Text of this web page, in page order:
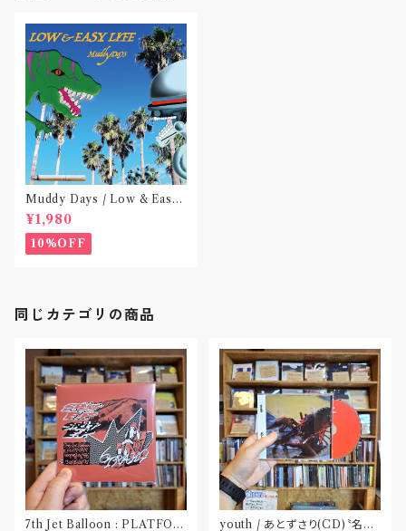
Muddy Days / Low & Easy
Life〝東京〟
¥1,980
10%OFF
同じカテゴリの商品
7th Jet Balloon : PLATFOR
youth / あとずさり(CD)〝名古